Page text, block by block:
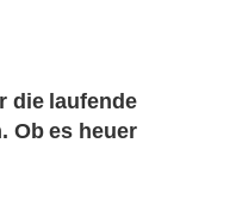
die laufende
Ob es heuer